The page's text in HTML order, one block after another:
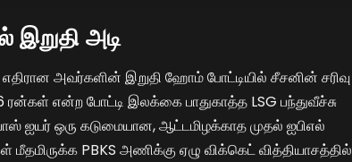
இறுதி அடி
அவர்களின் இறுதி ஹோம் போட்டியில் சீசனின் சரிவு
ரன்கள் என்ற போட்டி இலக்கை பாதுகாத்த LSG பந்துவீச்சு
ஐயர் ஒரு கடுமையான, ஆட்டமிழக்காத முதல் ஐபிஎல்
PBKS அணிக்கு ஏழு விக்கெட் வித்தியாசத்தில்